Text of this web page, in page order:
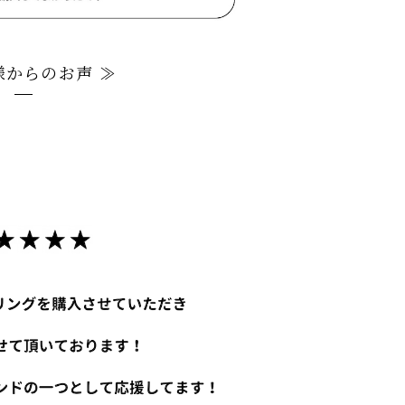
らのお声 ≫